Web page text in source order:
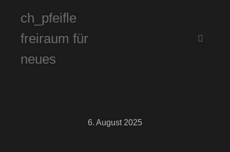
ch_pfeifle
freiraum für
neues
6. August 2025